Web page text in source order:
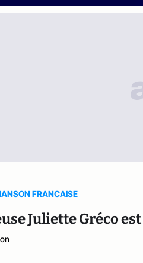
FRANCAISE
Juliette Gréco